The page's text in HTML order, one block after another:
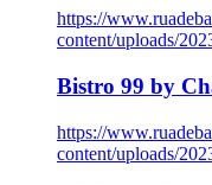
https://
content/uploads/
Bistro 99 by
https://
content/uploads/